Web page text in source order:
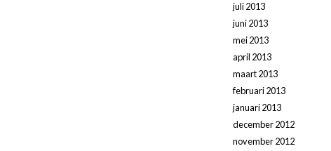
juli 2013
juni 2013
mei 2013
april 2013
maart 2013
februari 2013
januari 2013
december 2012
november 2012